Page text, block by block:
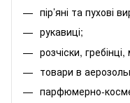
пір’яні та пухові
рукавиці;
розчіски,
товари в
парфюмерно-